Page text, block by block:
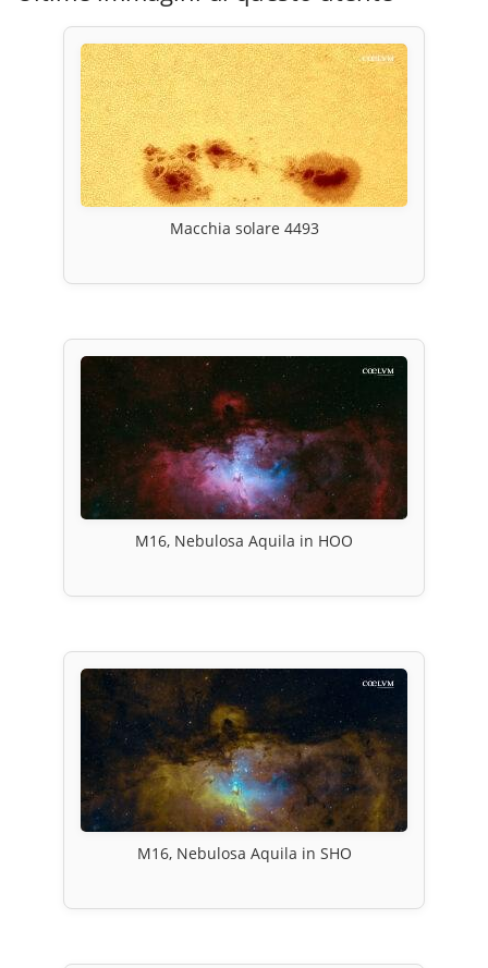
Macchia solare 4493
M16, Nebulosa Aquila in HOO
M16, Nebulosa Aquila in SHO